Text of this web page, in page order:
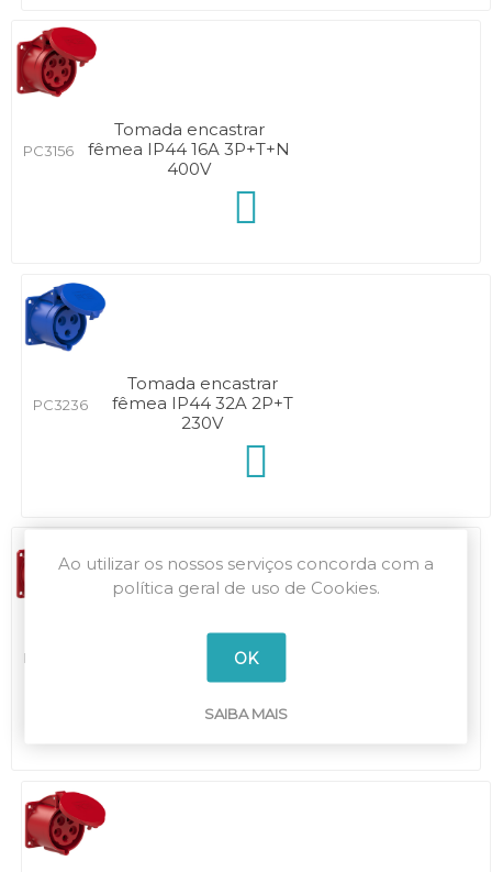
PC3156
Tomada encastrar
fêmea IP44 16A 3P+T+N
400V
PC3236
Tomada encastrar
fêmea IP44 32A 2P+T
230V
PC3246
Tomada encastrar
fêmea IP44 32A 3P+T
400V
Ao utilizar os nossos serviços concorda com a
política geral de uso de Cookies.
OK
SAIBA MAIS